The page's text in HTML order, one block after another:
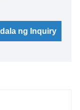
ng Inquiry